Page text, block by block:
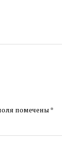
помечены *